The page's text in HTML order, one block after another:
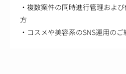
・複数案件の同時進行管理およ
方
・コスメや美容系のSNS運用の